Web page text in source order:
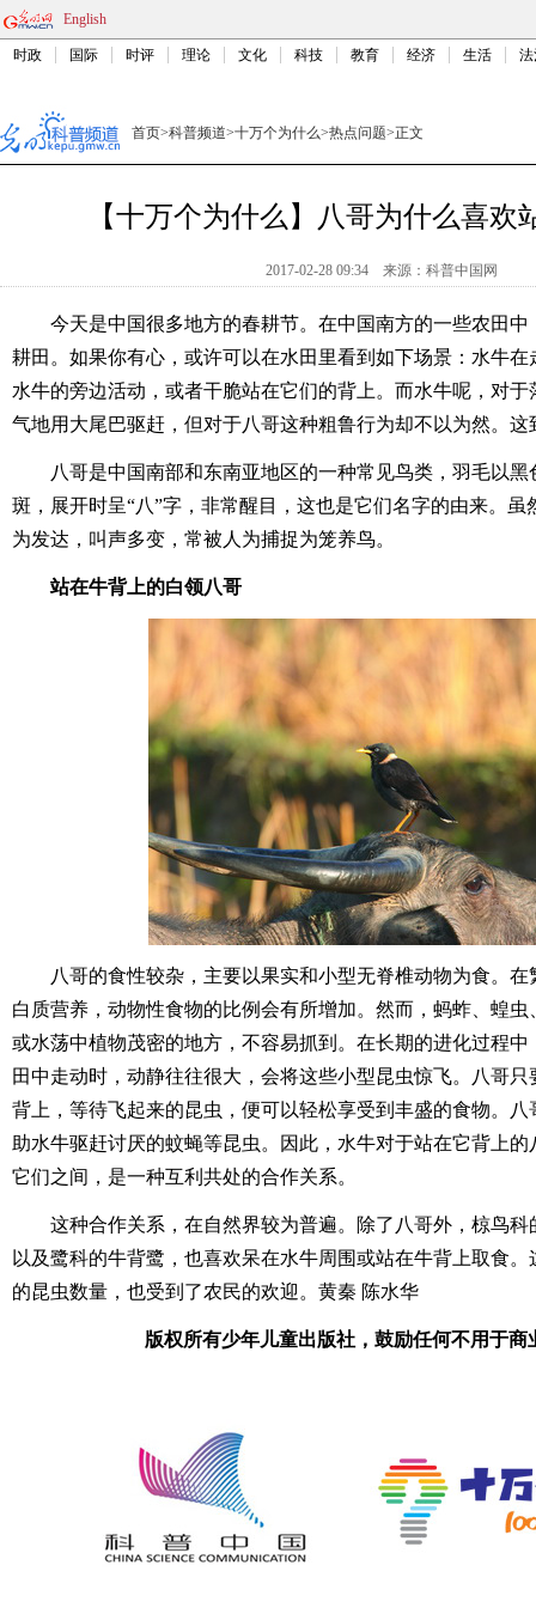
English
时政 国际 时评 理论 文化 科技 教育 经济 生活
首页>科普频道>十万个为什么>热点问题>正文
【十万个为什么】八哥为什么喜欢
2017-02-28 09:34 来源： 科普中国网
今天是中国很多地方的春耕节。在中国南方的一些农田中
耕田。如果你有心，或许可以在水田里看到如下场景：水牛
水牛的旁边活动，或者干脆站在它们的背上。而水牛呢，对
气地用大尾巴驱赶，但对于八哥这种粗鲁行为却不以为然。这
八哥是中国南部和东南亚地区的一种常见鸟类，羽毛以黑
斑，展开时呈“八”字，非常醒目，这也是它们名字的由来。
为发达，叫声多变，常被人为捕捉为笼养鸟。
站在牛背上的白领八哥
八哥的食性较杂，主要以果实和小型无脊椎动物为食。在
白质营养，动物性食物的比例会有所增加。然而，蚂蚱、蝗
或水荡中植物茂密的地方，不容易抓到。在长期的进化过程
田中走动时，动静往往很大，会将这些小型昆虫惊飞。八哥
背上，等待飞起来的昆虫，便可以轻松享受到丰盛的食物。
助水牛驱赶讨厌的蚊蝇等昆虫。因此，水牛对于站在它背上
它们之间，是一种互利共处的合作关系。
这种合作关系，在自然界较为普遍。除了八哥外，椋鸟科
以及鹭科的牛背鹭，也喜欢呆在水牛周围或站在牛背上取食
的昆虫数量，也受到了农民的欢迎。黄秦 陈水华
版权所有少年儿童出版社，鼓励任何不用于商